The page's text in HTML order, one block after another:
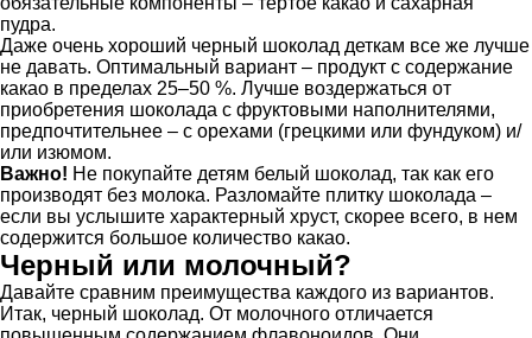
пудра.
Даже очень хороший черный шоколад деткам все же лучше
не давать. Оптимальный вариант – продукт с содержание
какао в пределах 25–50 %. Лучше воздержаться от
приобретения шоколада с фруктовыми наполнителями,
предпочтительнее – с орехами (грецкими или фундуком) и/
или изюмом.
Важно! Не покупайте детям белый шоколад, так как его
производят без молока. Разломайте плитку шоколада –
если вы услышите характерный хруст, скорее всего, в нем
содержится большое количество какао.
Черный или молочный?
Давайте сравним преимущества каждого из вариантов.
Итак, черный шоколад. От молочного отличается